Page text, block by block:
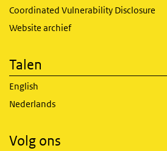
Coordinated Vulnerability Disclosure
Website archief
Talen
English
Nederlands
Volg ons